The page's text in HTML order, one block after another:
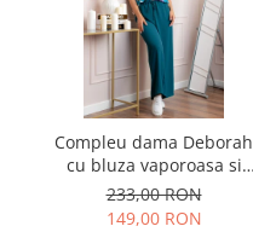
Compleu dama Deborah
cu bluza vaporoasa si
pantaloni largi - Turcoaz
inchis
233,00 RON
149,00 RON